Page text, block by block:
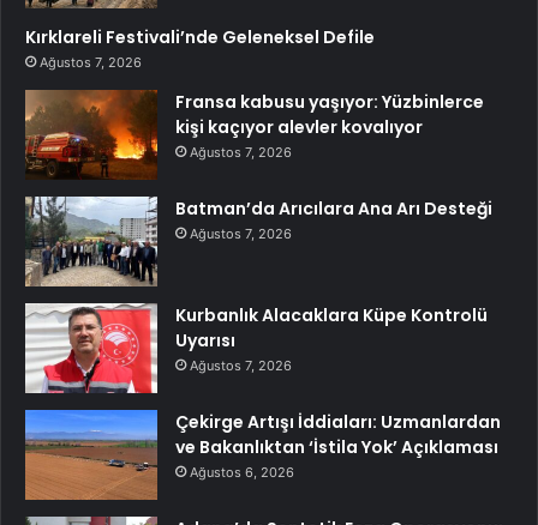
Kırklareli Festivali’nde Geleneksel Defile
Ağustos 7, 2026
Fransa kabusu yaşıyor: Yüzbinlerce
kişi kaçıyor alevler kovalıyor
Ağustos 7, 2026
Batman’da Arıcılara Ana Arı Desteği
Ağustos 7, 2026
Kurbanlık Alacaklara Küpe Kontrolü
Uyarısı
Ağustos 7, 2026
Çekirge Artışı İddiaları: Uzmanlardan
ve Bakanlıktan ‘İstila Yok’ Açıklaması
Ağustos 6, 2026